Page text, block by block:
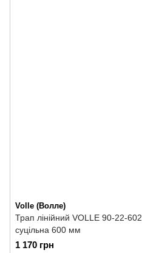
Volle (Волле)
Трап лінійний VOLLE 90-22-
суцільна 600 мм
1 170 грн